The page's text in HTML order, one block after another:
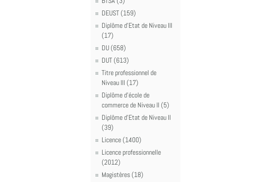
DEUST (159)
Diplôme d'Etat de Niveau III
(17)
DU (658)
DUT (613)
Titre professionnel de
Niveau III (17)
Diplôme d'école de
commerce de Niveau II (5)
Diplôme d'Etat de Niveau II
(39)
Licence (1400)
Licence professionnelle
(2012)
Magistères (18)